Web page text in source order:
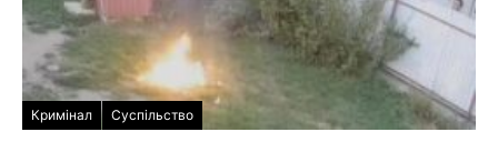
Кримінал Суспільство